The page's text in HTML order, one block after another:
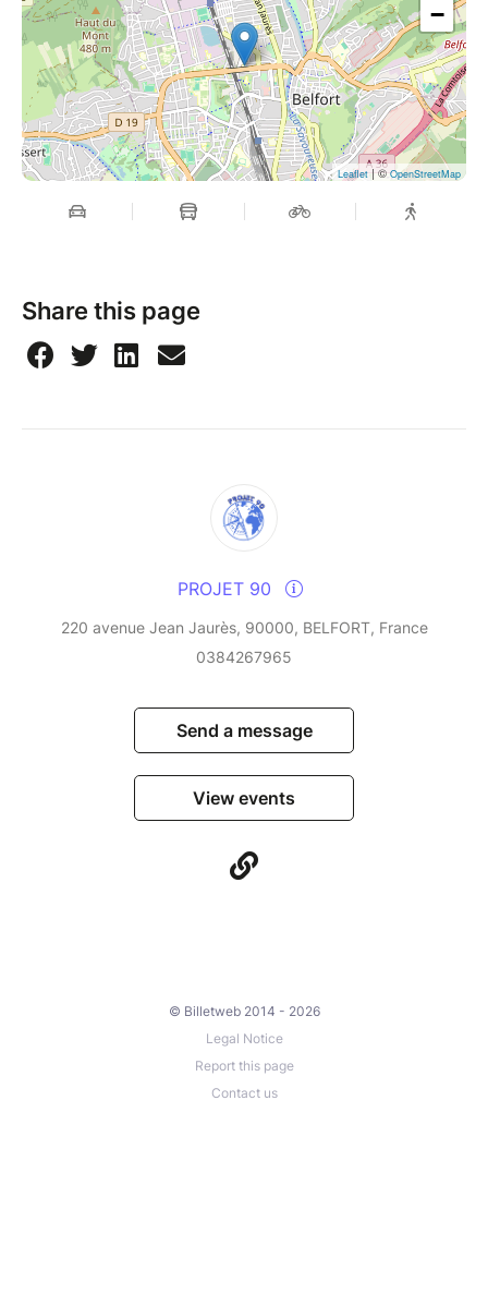
−
Leaflet | ©OpenStreetMap
Share this page
PROJET 90
220 avenue Jean Jaurès, 90000, BELFORT, France
0384267965
Send a message
View events
© Billetweb 2014 - 2026
Legal Notice
Report this page
Contact us